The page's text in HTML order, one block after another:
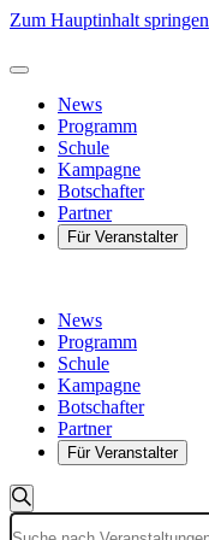
Zum Hauptinhalt springen
News
Programm
Schule
Kampagne
Botschafter
Partner
Für Veranstalter
News
Programm
Schule
Kampagne
Botschafter
Partner
Für Veranstalter
Veranstaltungen
Veranstaltungen
Suche
Suche
Bitte